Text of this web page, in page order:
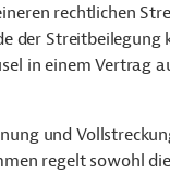
rechtlichen
der Streitbeilegung
in einem Vertrag
und
regelt sowohl